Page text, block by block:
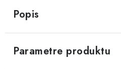
Popis
Parametre produktu